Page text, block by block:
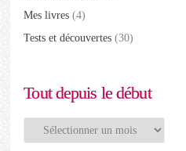
Mes livres (4)
Tests et découvertes (30)
Tout depuis le début